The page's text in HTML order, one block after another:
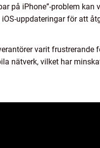
på iPhone”-problem kan
uppdateringar för att
varit frustrerande
nätverk, vilket har